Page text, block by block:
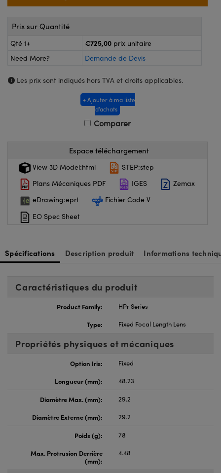
ou Coupleurs
de Poche ou à Mesure Directe
: Caméras
Optiques Lightpath
Labs™
Optiques de SCHOTT
Prix sur Quantité
Qté 1+ €725,00 prix unitaire
Need More?
Demande de Devis
Les prix sont indiqués hors TVA et droits applicables.
+ Ajouter à ma liste
d’achats
Comparer
Espace téléchargement
View 3D Model:html
STEP:step
Plans Mécaniques PDF
IGES
Zemax
eDrawing:eprt
Fichier Code V
EO Spec Sheet
Spécifications Description produit Informations
Caractéristiques du produit
Product Family:
HPr Series
Type:
Fixed Focal Length Lens
Propriétés physiques et mécaniques
Option Iris:
Fixed
Longueur (mm):
48.23
Diamètre Max. (mm):
29.2
Diamètre Externe (mm):
29.2
Poids (g):
78
Max. Protrusion Derrière
(mm):
4.48